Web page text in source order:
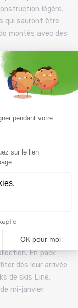
légère.
qui sauront être
montés avec des
98 pour
pour se faire
Les
pour garder
deviendront ultra
les
que vous
En pack
dès leur arrivée
de skis Line.
mi-janvier.